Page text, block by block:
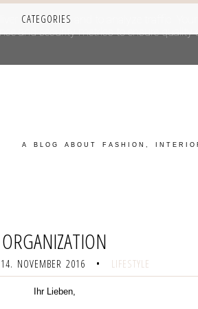
CATEGORIES
A BLOG ABOUT FASHION,
ORGANIZATION
NOVEMBER 2016 • LIFESTYLE
Ihr Lieben,
its services and to analyze traffic.
and security metrics to ensure quality